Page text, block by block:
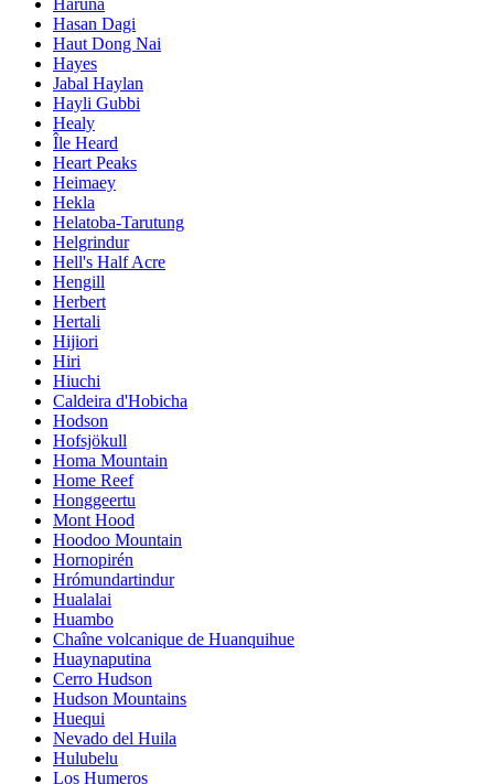
Hasan Dagi
Haut Dong Nai
Hayes
Jabal Haylan
Hayli Gubbi
Healy
Île Heard
Heart Peaks
Heimaey
Hekla
Helatoba-Tarutung
Helgrindur
Hell's Half Acre
Hengill
Herbert
Hertali
Hijiori
Hiri
Hiuchi
Caldeira d'Hobicha
Hodson
Hofsjökull
Homa Mountain
Home Reef
Honggeertu
Mont Hood
Hoodoo Mountain
Hornopirén
Hrómundartindur
Hualalai
Huambo
Chaîne volcanique de Huanquihue
Huaynaputina
Cerro Hudson
Hudson Mountains
Huequi
Nevado del Huila
Hulubelu
Los Humeros